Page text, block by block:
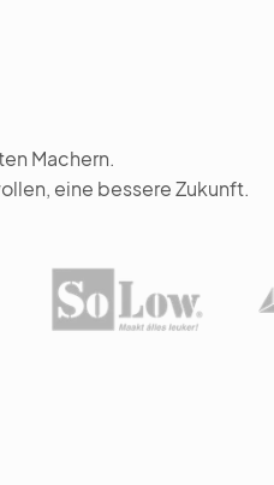
Machern.
eine bessere Zukunft.